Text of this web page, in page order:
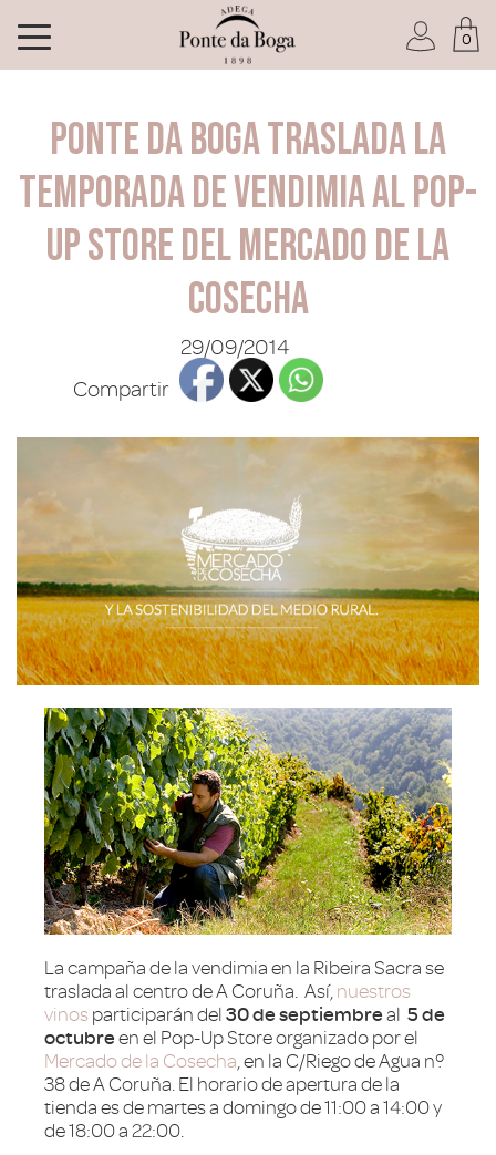
0
Ponte da Boga traslada la
temporada de vendimia al pop-
up store del Mercado de la
Cosecha
29/09/2014
Compartir
La campaña de la vendimia en la Ribeira Sacra se
traslada al centro de A Coruña. Así, nuestros
vinos participarán del30 de septiembre al5 de
octubre en el Pop-Up Store organizado por el
Mercado de la Cosecha, en la C/Riego de Agua nº
38 de A Coruña. El horario de apertura de la
tienda es de martes a domingo de 11:00 a 14:00 y
de 18:00 a 22:00.